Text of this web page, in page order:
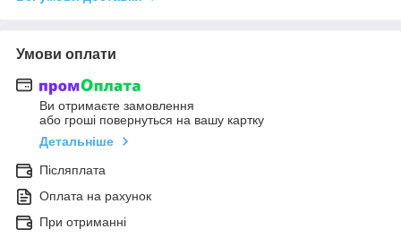
Умови оплати
Ви отримаєте замовлення
або гроші повернуться на вашу картку
Детальніше
Післяплата
Оплата на рахунок
При отриманні